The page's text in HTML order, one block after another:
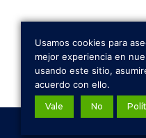
← 1 2 3
© Valencia Tennis Tour |
Usamos cookies para
mejor experiencia en
usando este sitio,
acuerdo con ello.
Vale No